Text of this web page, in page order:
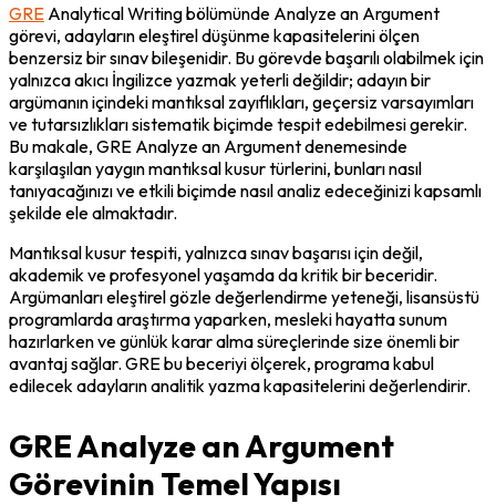
GRE Analytical Writing bölümünde Analyze an Argument
görevi, adayların eleştirel düşünme kapasitelerini ölçen
benzersiz bir sınav bileşenidir. Bu görevde başarılı olabilmek için
yalnızca akıcı İngilizce yazmak yeterli değildir; adayın bir
argümanın içindeki mantıksal zayıflıkları, geçersiz varsayımları
ve tutarsızlıkları sistematik biçimde tespit edebilmesi gerekir.
Bu makale, GRE Analyze an Argument denemesinde
karşılaşılan yaygın mantıksal kusur türlerini, bunları nasıl
tanıyacağınızı ve etkili biçimde nasıl analiz edeceğinizi kapsamlı
şekilde ele almaktadır.
Mantıksal kusur tespiti, yalnızca sınav başarısı için değil,
akademik ve profesyonel yaşamda da kritik bir beceridir.
Argümanları eleştirel gözle değerlendirme yeteneği, lisansüstü
programlarda araştırma yaparken, mesleki hayatta sunum
hazırlarken ve günlük karar alma süreçlerinde size önemli bir
avantaj sağlar. GRE bu beceriyi ölçerek, programa kabul
edilecek adayların analitik yazma kapasitelerini değerlendirir.
GRE Analyze an Argument
Görevinin Temel Yapısı